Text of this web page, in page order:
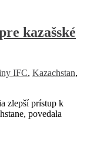
kazašské
IFC, Kazachstan,
zlepší prístup k
povedala